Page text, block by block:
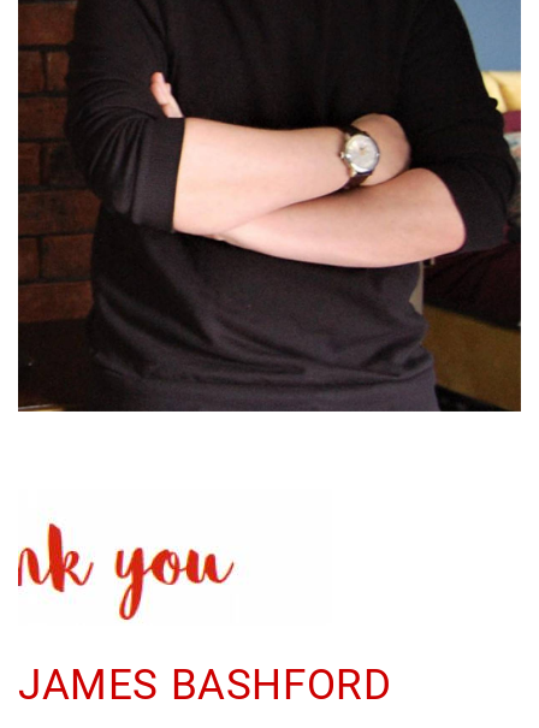
JAMES BASHFORD